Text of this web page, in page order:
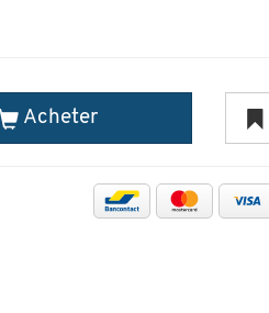
Acheter